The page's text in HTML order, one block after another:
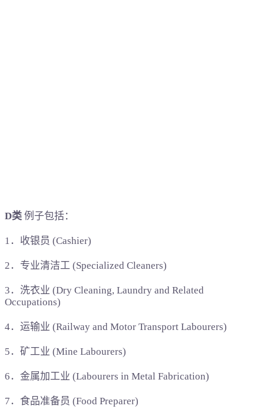
D类 例子包括：
1．收银员 (Cashier)
2．专业清洁工 (Specialized Cleaners)
3．洗衣业 (Dry Cleaning, Laundry and Related
Occupations)
4．运输业 (Railway and Motor Transport Labourers)
5．矿工业 (Mine Labourers)
6．金属加工业 (Labourers in Metal Fabrication)
7．食品准备员 (Food Preparer)